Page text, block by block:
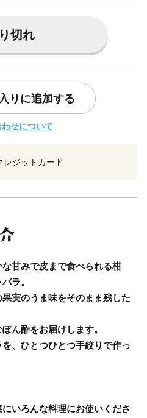
切れ
りに追加する
せについて
レジットカード
甘みで皮まで食べられる柑
ラ。
実のうま味をそのまま残した
ん酢をお届けします。
、ひとつひとつ手絞りで作っ
いろんな料理にお使いくださ